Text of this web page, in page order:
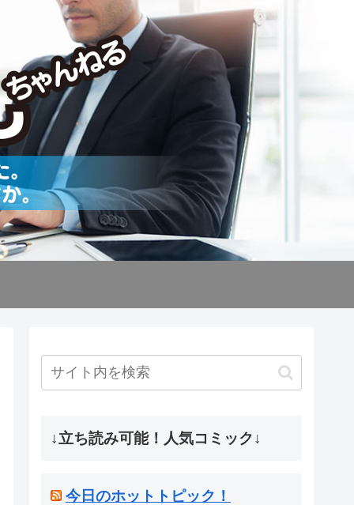
↓立ち読み可能！人気コミック↓
今日のホットトピック！